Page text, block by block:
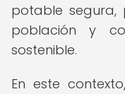
potable
población y
sostenible.
En este